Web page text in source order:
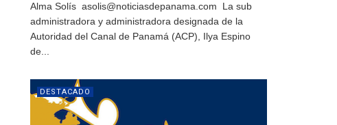
Alma Solís asolis@noticiasdepanama.com La sub
administradora y administradora designada de la
Autoridad del Canal de Panamá (ACP), Ilya Espino
de...
DESTACADO